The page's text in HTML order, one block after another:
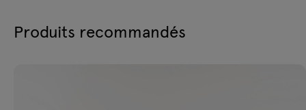
Produits recommandés